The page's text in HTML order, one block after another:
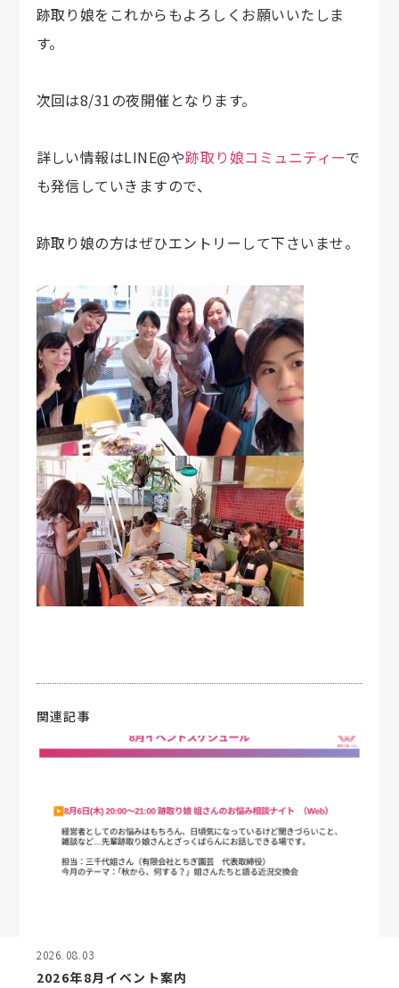
跡取り娘をこれからもよろしくお願いいたしま
す。
次回は8/31の夜開催となります。
詳しい情報はLINE@や跡取り娘コミュニティーで
も発信していきますので、
跡取り娘の方はぜひエントリーして下さいませ。
関連記事
2026.08.03
2026年8月イベント案内